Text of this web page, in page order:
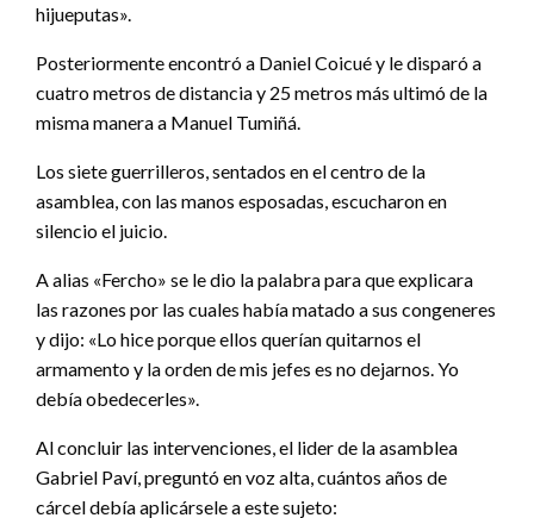
hijueputas».
Posteriormente encontró a Daniel Coicué y le disparó a
cuatro metros de distancia y 25 metros más ultimó de la
misma manera a Manuel Tumiñá.
Los siete guerrilleros, sentados en el centro de la
asamblea, con las manos esposadas, escucharon en
silencio el juicio.
A alias «Fercho» se le dio la palabra para que explicara
las razones por las cuales había matado a sus congeneres
y dijo: «Lo hice porque ellos querían quitarnos el
armamento y la orden de mis jefes es no dejarnos. Yo
debía obedecerles».
Al concluir las intervenciones, el lider de la asamblea
Gabriel Paví, preguntó en voz alta, cuántos años de
cárcel debía aplicársele a este sujeto: